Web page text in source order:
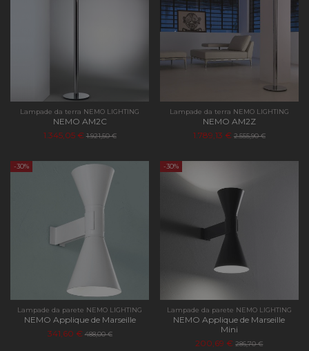
Lampade da terra NEMO LIGHTING
NEMO AM2C
1.345,05 € 1.921,50 €
Lampade da terra NEMO LIGHTING
NEMO AM2Z
1.789,13 € 2.555,90 €
-30%
Lampade da parete NEMO LIGHTING
NEMO Applique de Marseille
341,60 € 488,00 €
-30%
Lampade da parete NEMO LIGHTING
NEMO Applique de Marseille
Mini
200,69 € 286,70 €